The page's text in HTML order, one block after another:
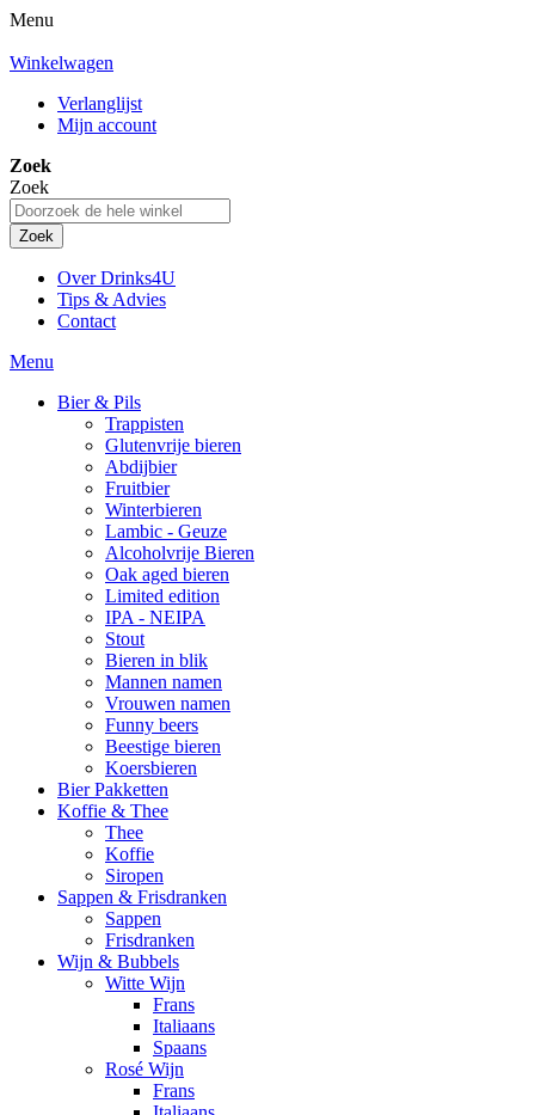
Menu
Winkelwagen
Verlanglijst
Mijn account
Zoek
Zoek
Zoek
Over Drinks4U
Tips & Advies
Contact
Menu
Bier & Pils
Trappisten
Glutenvrije bieren
Abdijbier
Fruitbier
Winterbieren
Lambic - Geuze
Alcoholvrije Bieren
Oak aged bieren
Limited edition
IPA - NEIPA
Stout
Bieren in blik
Mannen namen
Vrouwen namen
Funny beers
Beestige bieren
Koersbieren
Bier Pakketten
Koffie & Thee
Thee
Koffie
Siropen
Sappen & Frisdranken
Sappen
Frisdranken
Wijn & Bubbels
Witte Wijn
Frans
Italiaans
Spaans
Rosé Wijn
Frans